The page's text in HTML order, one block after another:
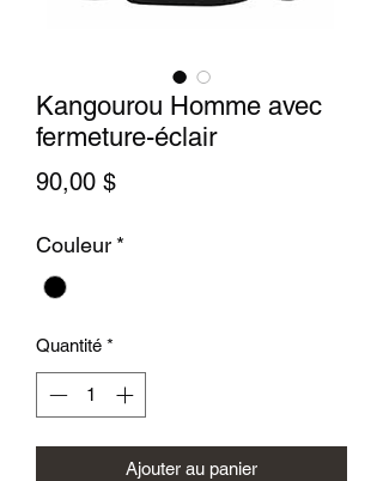
Kangourou Homme avec
fermeture-éclair
90,00 $Prix
Couleur *
Quantité *
Ajouter au panier